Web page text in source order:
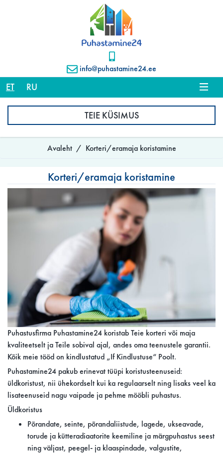
info@puhastamine24.ee
ET RU
TEIE KÜSIMUS
Avaleht Korteri/eramaja koristamine
Korteri/eramaja koristamine
Puhastusfirma Puhastamine24 koristab Teie korteri või maja
kvaliteetselt ja Teile sobival ajal, andes oma teenustele garantii.
Kõik meie tööd on kindlustatud „If Kindlustuse“ Poolt.
Puhastamine24 pakub erinevat tüüpi koristusteenuseid:
üldkoristust, nii ühekordselt kui ka regulaarselt ning lisaks veel ka
lisateenuseid nagu vaipade ja pehme mööbli puhastus.
Üldkoristus
Põrandate, seinte, põrandaliistude, lagede, ukseavade,
torude ja kütteradiaatorite keemiline ja märgpuhastus seest
ning väljast, peegel- ja klaaspindade, valgustite,